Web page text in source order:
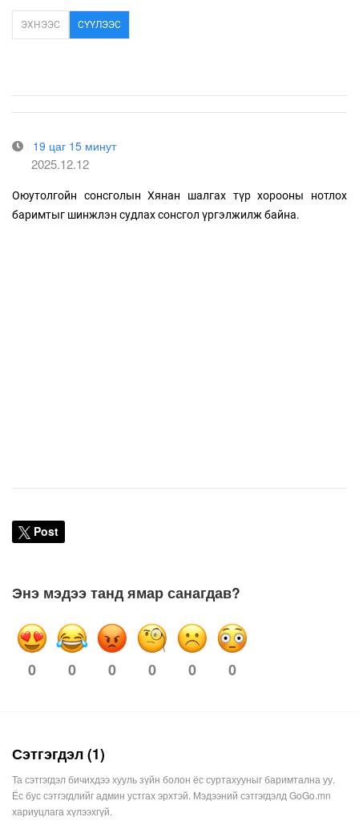
ЭХНЭЭС СҮҮЛЭЭС
19 цаг 15 минут
2025.12.12
Оюутолгойн сонсголын Хянан шалгах түр хорооны нотлох
баримтыг шинжлэн судлах сонсгол үргэлжилж байна.
Post
Энэ мэдээ танд ямар санагдав?
0 0 0 0 0 0
Сэтгэгдэл (1)
Та сэтгэгдэл бичихдээ хууль зүйн болон ёс суртахууныг баримтална уу.
Ёс бус сэтгэгдлийг админ устгах эрхтэй. Мэдээний сэтгэгдэлд GoGo.mn
хариуцлага хүлээхгүй.